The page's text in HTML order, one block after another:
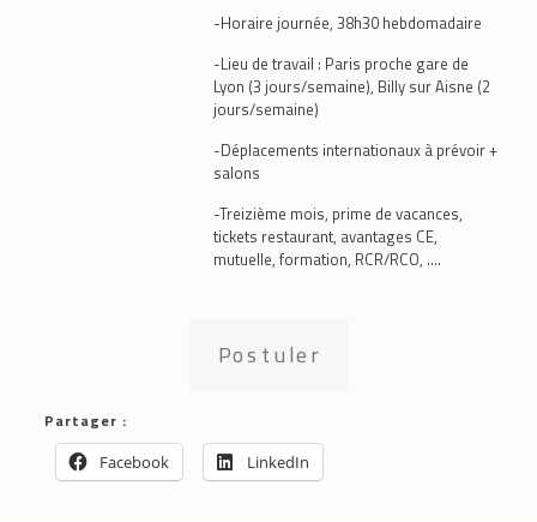
-Horaire journée, 38h30 hebdomadaire
-Lieu de travail : Paris proche gare de
Lyon (3 jours/semaine), Billy sur Aisne (2
jours/semaine)
-Déplacements internationaux à prévoir +
salons
-Treizième mois, prime de vacances,
tickets restaurant, avantages CE,
mutuelle, formation, RCR/RCO, ….
Postuler
Partager :
Facebook LinkedIn